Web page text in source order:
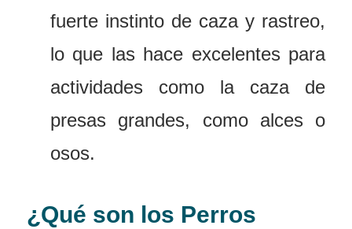
fuerte instinto de caza y rastreo,
lo que las hace excelentes para
actividades como la caza de
presas grandes, como alces o
osos.
¿Qué son los Perros